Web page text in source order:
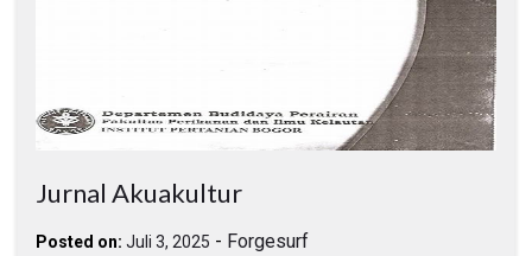
Jurnal Akuakultur
Posted on: Juli 3, 2025 - Forgesurf